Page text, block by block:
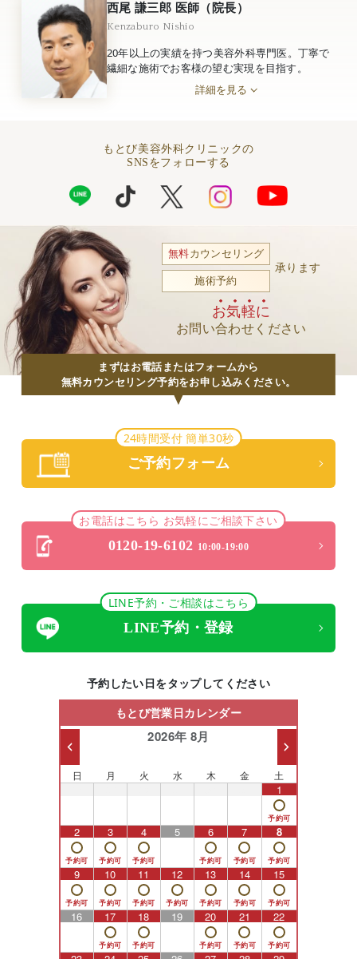
西尾 謙三郎 医師（院長）
Kenzaburo Nishio
20年以上の実績を持つ美容外科専門医。丁寧で
繊細な施術でお客様の望む実現を目指す。
詳細を見る
もとび美容外科クリニックの
SNSをフォローする
無料カウンセリング
施術予約
承ります
お気軽に
お問い合わせください
まずはお電話またはフォームから
無料カウンセリング予約をお申し込みください。
24時間受付 簡単30秒
ご予約フォーム
お電話はこちら お気軽にご相談下さい
0120-19-6102 10:00-19:00
LINE予約・ご相談はこちら
LINE予約・登録
予約したい日をタップしてください
もとび営業日カレンダー
2026年 8月
日 月 火 水 木 金 土
1
2 3 4 5 6 7 8
9 10 11 12 13 14 15
16 17 18 19 20 21 22